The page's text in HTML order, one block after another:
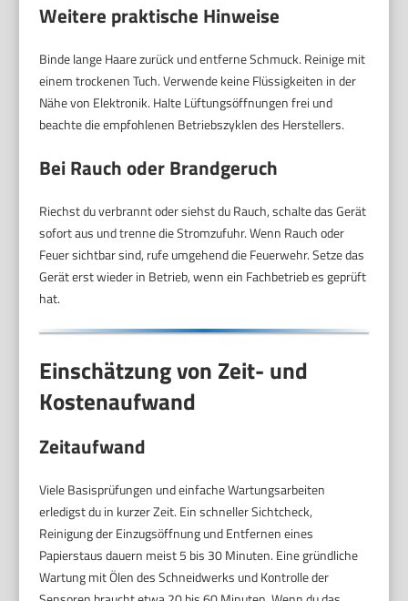
Weitere praktische Hinweise
Binde lange Haare zurück und entferne Schmuck. Reinige mit
einem trockenen Tuch. Verwende keine Flüssigkeiten in der
Nähe von Elektronik. Halte Lüftungsöffnungen frei und
beachte die empfohlenen Betriebszyklen des Herstellers.
Bei Rauch oder Brandgeruch
Riechst du verbrannt oder siehst du Rauch, schalte das Gerät
sofort aus und trenne die Stromzufuhr. Wenn Rauch oder
Feuer sichtbar sind, rufe umgehend die Feuerwehr. Setze das
Gerät erst wieder in Betrieb, wenn ein Fachbetrieb es geprüft
hat.
Einschätzung von Zeit- und
Kostenaufwand
Zeitaufwand
Viele Basisprüfungen und einfache Wartungsarbeiten
erledigst du in kurzer Zeit. Ein schneller Sichtcheck,
Reinigung der Einzugsöffnung und Entfernen eines
Papierstaus dauern meist 5 bis 30 Minuten. Eine gründliche
Wartung mit Ölen des Schneidwerks und Kontrolle der